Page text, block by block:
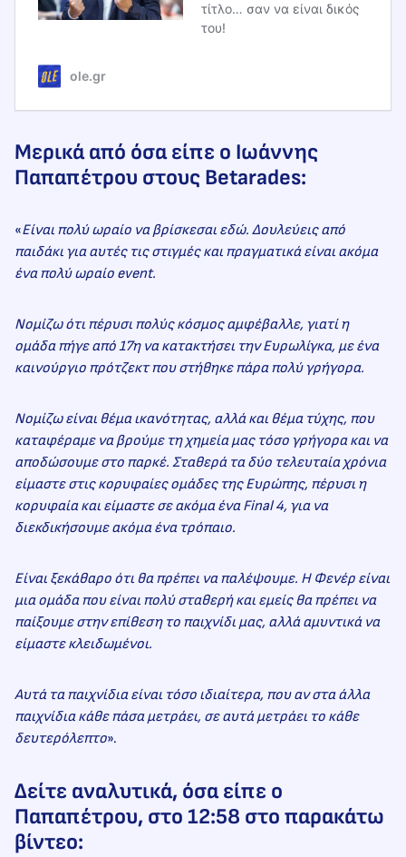
τίτλο… σαν να είναι δικός
του!
ole.gr
Μερικά από όσα είπε ο Ιωάννης
Παπαπέτρου στους Betarades:
«Είναι πολύ ωραίο να βρίσκεσαι εδώ. Δουλεύεις από
παιδάκι για αυτές τις στιγμές και πραγματικά είναι ακόμα
ένα πολύ ωραίο event.
Νομίζω ότι πέρυσι πολύς κόσμος αμφέβαλλε, γιατί η
ομάδα πήγε από 17η να κατακτήσει την Ευρωλίγκα, με ένα
καινούργιο πρότζεκτ που στήθηκε πάρα πολύ γρήγορα.
Νομίζω είναι θέμα ικανότητας, αλλά και θέμα τύχης, που
καταφέραμε να βρούμε τη χημεία μας τόσο γρήγορα και να
αποδώσουμε στο παρκέ. Σταθερά τα δύο τελευταία χρόνια
είμαστε στις κορυφαίες ομάδες της Ευρώπης, πέρυσι η
κορυφαία και είμαστε σε ακόμα ένα Final 4, για να
διεκδικήσουμε ακόμα ένα τρόπαιο.
Είναι ξεκάθαρο ότι θα πρέπει να παλέψουμε. Η Φενέρ είναι
μια ομάδα που είναι πολύ σταθερή και εμείς θα πρέπει να
παίξουμε στην επίθεση το παιχνίδι μας, αλλά αμυντικά να
είμαστε κλειδωμένοι.
Αυτά τα παιχνίδια είναι τόσο ιδιαίτερα, που αν στα άλλα
παιχνίδια κάθε πάσα μετράει, σε αυτά μετράει το κάθε
δευτερόλεπτο».
Δείτε αναλυτικά, όσα είπε ο
Παπαπέτρου, στο 12:58 στο παρακάτω
βίντεο: